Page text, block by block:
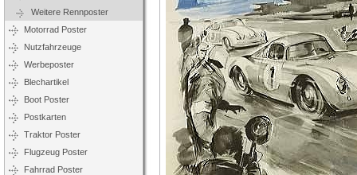
Weitere Rennposter
Motorrad Poster
Nutzfahrzeuge
Werbeposter
Blechartikel
Boot Poster
Postkarten
Traktor Poster
Flugzeug Poster
Fahrrad Poster